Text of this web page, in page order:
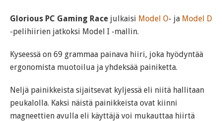
Glorious PC Gaming Race julkaisi Model O- ja Model D
-pelihiirien jatkoksi Model I -mallin.
Kyseessä on 69 grammaa painava hiiri, joka hyödyntää
ergonomista muotoilua ja yhdeksää painiketta.
Neljä painikkeista sijaitsevat kyljessä eli niitä hallitaan
peukalolla. Kaksi näistä painikkeista ovat kiinni
magneettien avulla eli käyttäjä voi mukauttaa hiirtä